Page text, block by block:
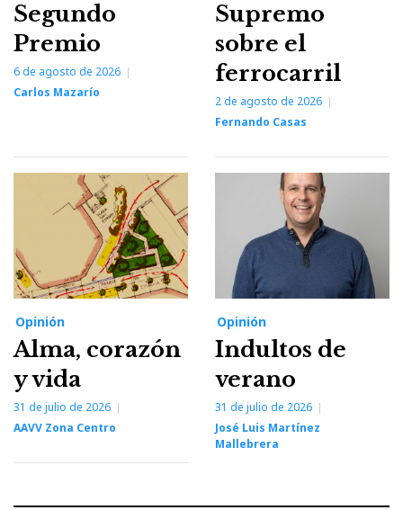
Segundo
Premio
6 de agosto de 2026
Carlos Mazarío
Supremo
sobre el
ferrocarril
2 de agosto de 2026
Fernando Casas
Opinión
Alma, corazón
y vida
31 de julio de 2026
AAVV Zona Centro
Opinión
Indultos de
verano
31 de julio de 2026
José Luis Martínez
Mallebrera